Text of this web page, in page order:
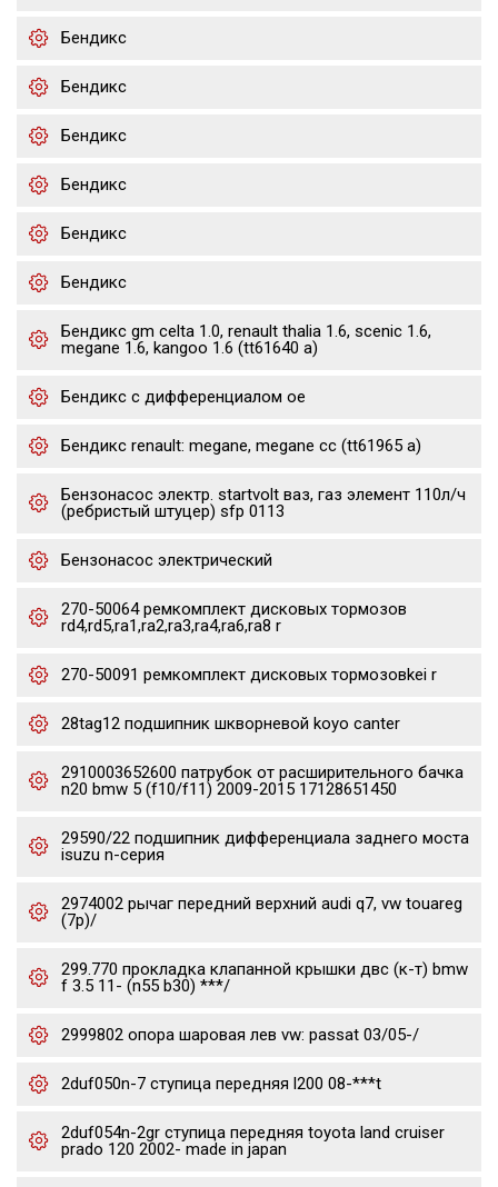
Бендикс
Бендикс
Бендикс
Бендикс
Бендикс
Бендикс
Бендикс gm celta 1.0, renault thalia 1.6, scenic 1.6,
megane 1.6, kangoo 1.6 (tt61640 a)
Бендикс с дифференциалом oe
Бендикс renault: megane, megane cc (tt61965 a)
Бензонасос электр. startvolt ваз, газ элемент 110л/ч
(ребристый штуцер) sfp 0113
Бензонасос электрический
270-50064 ремкомплект дисковых тормозов
rd4,rd5,ra1,ra2,ra3,ra4,ra6,ra8 r
270-50091 ремкомплект дисковых тормозовkei r
28tag12 подшипник шкворневой koyo canter
2910003652600 патрубок от расширительного бачка
n20 bmw 5 (f10/f11) 2009-2015 17128651450
29590/22 подшипник дифференциала заднего моста
isuzu n-серия
2974002 рычаг передний верхний audi q7, vw touareg
(7p)/
299.770 прокладка клапанной крышки двс (к-т) bmw
f 3.5 11- (n55 b30) ***/
2999802 опора шаровая лев vw: passat 03/05-/
2duf050n-7 ступица передняя l200 08-***t
2duf054n-2gr ступица передняя toyota land cruiser
prado 120 2002- made in japan